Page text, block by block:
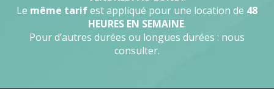
Le même tarifest appliqué pour une location de 48
HEURES EN SEMAINE.
Pour d’autres durées ou longues durées : nous
consulter.